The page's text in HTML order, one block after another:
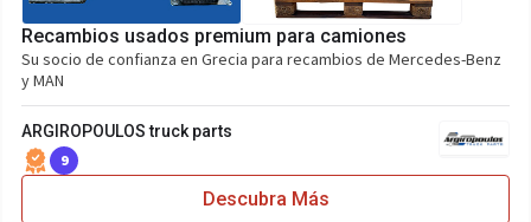
Recambios usados premium para camiones
Su socio de confianza en Grecia para recambios de Mercedes-Benz
y MAN
ARGIROPOULOS truck parts
9
Descubra Más